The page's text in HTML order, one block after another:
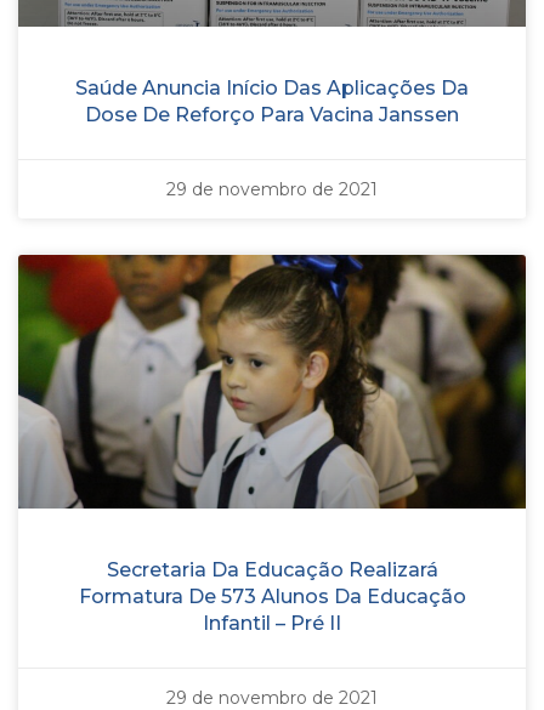
Saúde Anuncia Início Das Aplicações Da
Dose De Reforço Para Vacina Janssen
29 de novembro de 2021
Secretaria Da Educação Realizará
Formatura De 573 Alunos Da Educação
Infantil – Pré II
29 de novembro de 2021